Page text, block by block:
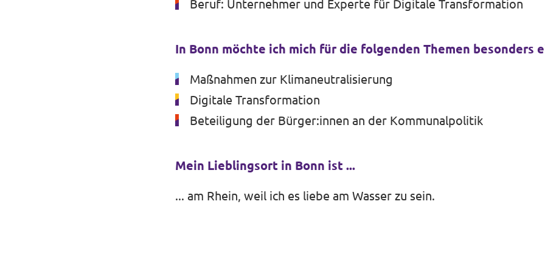
Beruf: Unternehmer und Experte für Digitale Transformation
In Bonn möchte ich mich für die folgenden Themen besonders
Maßnahmen zur Klimaneutralisierung
Digitale Transformation
Beteiligung der Bürger:innen an der Kommunalpolitik
Mein Lieblingsort in Bonn ist ...
... am Rhein, weil ich es liebe am Wasser zu sein.